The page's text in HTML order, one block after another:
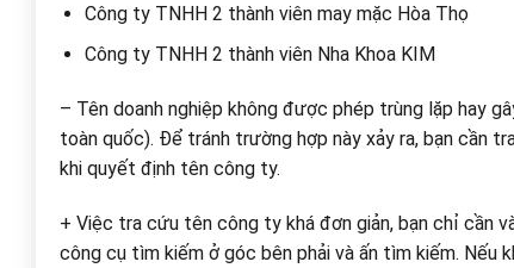
Công ty TNHH 2 thành viên may mặc Hòa Thọ
Công ty TNHH 2 thành viên Nha Khoa KIM
– Tên doanh nghiệp không được phép trùng lặp hay
toàn quốc). Để tránh trường hợp này xảy ra, bạn cần
khi quyết định tên công ty.
+ Việc tra cứu tên công ty khá đơn giản, bạn chỉ cần
công cụ tìm kiếm ở góc bên phải và ấn tìm kiếm.